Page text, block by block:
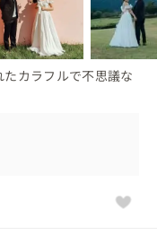
たカラフルで不思議な